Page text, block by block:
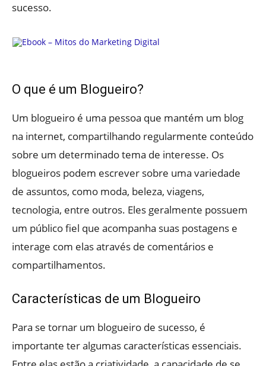
sucesso.
O que é um Blogueiro?
Um blogueiro é uma pessoa que mantém um blog
na internet, compartilhando regularmente conteúdo
sobre um determinado tema de interesse. Os
blogueiros podem escrever sobre uma variedade
de assuntos, como moda, beleza, viagens,
tecnologia, entre outros. Eles geralmente possuem
um público fiel que acompanha suas postagens e
interage com elas através de comentários e
compartilhamentos.
Características de um Blogueiro
Para se tornar um blogueiro de sucesso, é
importante ter algumas características essenciais.